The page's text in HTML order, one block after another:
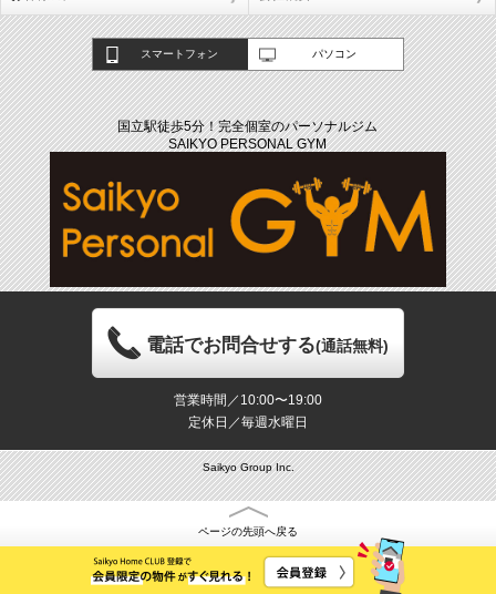
スマートフォン パソコン
国立駅徒歩5分！完全個室のパーソナルジム
SAIKYO PERSONAL GYM
電話でお問合せする(通話無料)
営業時間／10:00〜19:00
定休日／毎週水曜日
Saikyo Group Inc.
ページの先頭へ戻る